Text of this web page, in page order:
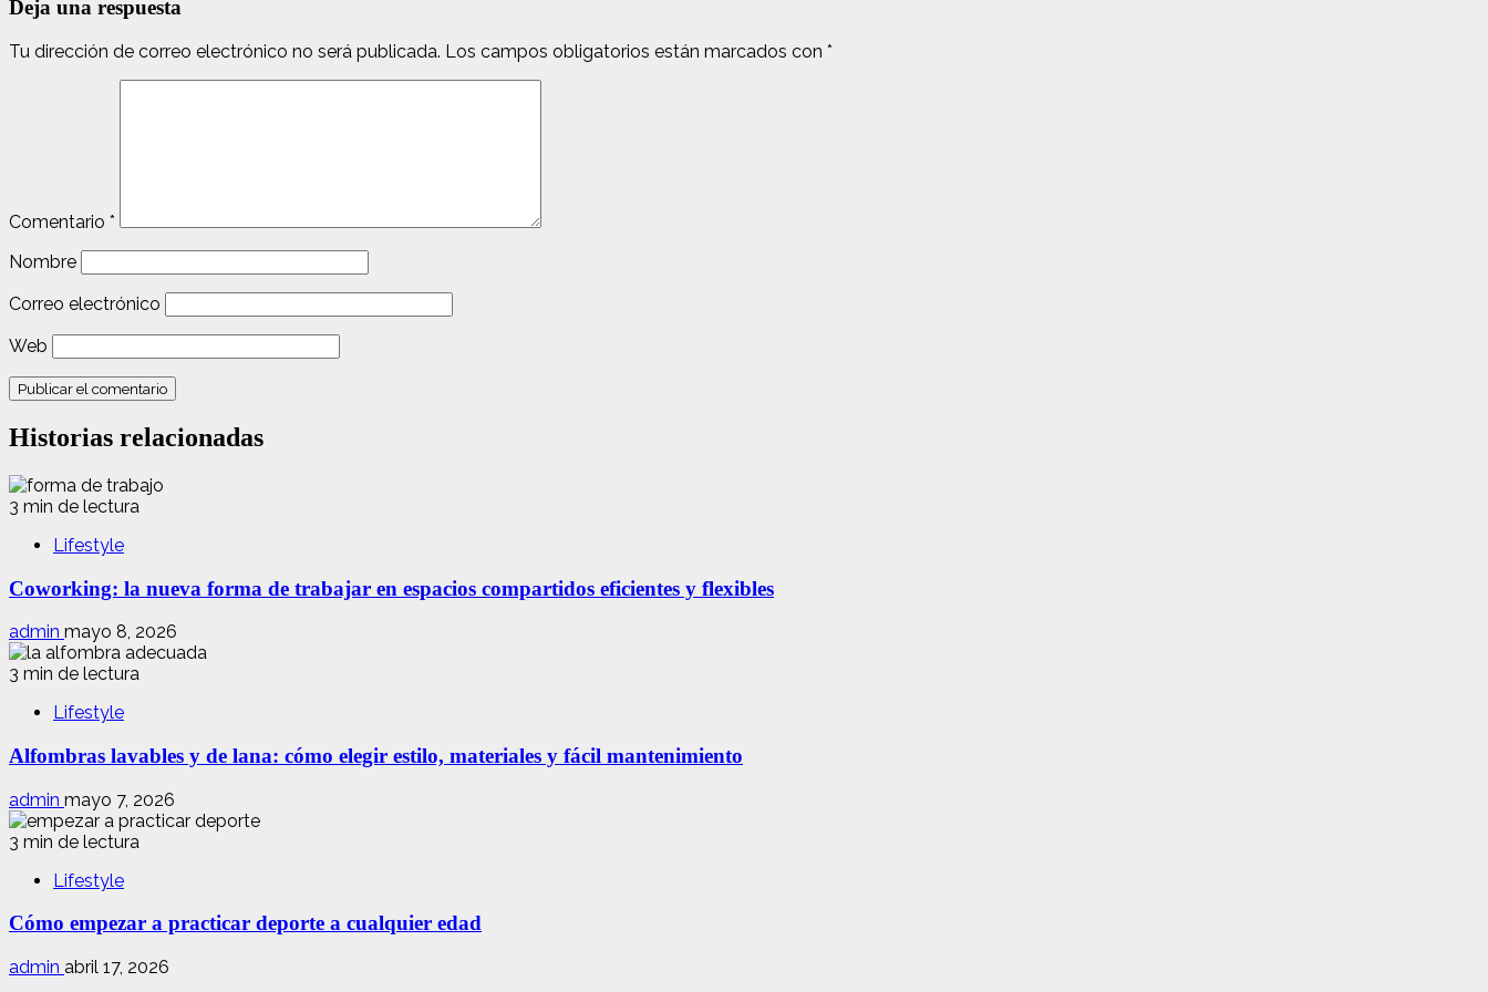
Deja una respuesta
Tu dirección de correo electrónico no será publicada. Los campos obligatorios están marcados con *
Comentario *
Nombre
Correo electrónico
Web
Historias relacionadas
3 min de lectura
Lifestyle
Coworking: la nueva forma de trabajar en espacios compartidos eficientes y flexibles
admin mayo 8, 2026
3 min de lectura
Lifestyle
Alfombras lavables y de lana: cómo elegir estilo, materiales y fácil mantenimiento
admin mayo 7, 2026
3 min de lectura
Lifestyle
Cómo empezar a practicar deporte a cualquier edad
admin abril 17, 2026